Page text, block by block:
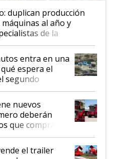
duplican producción
al año y
de la
para lograrlo
entra en una
espera el
segundo
nuevos
deberán
que compraron
y todavía no las
está detrás
la empresa
el trailer